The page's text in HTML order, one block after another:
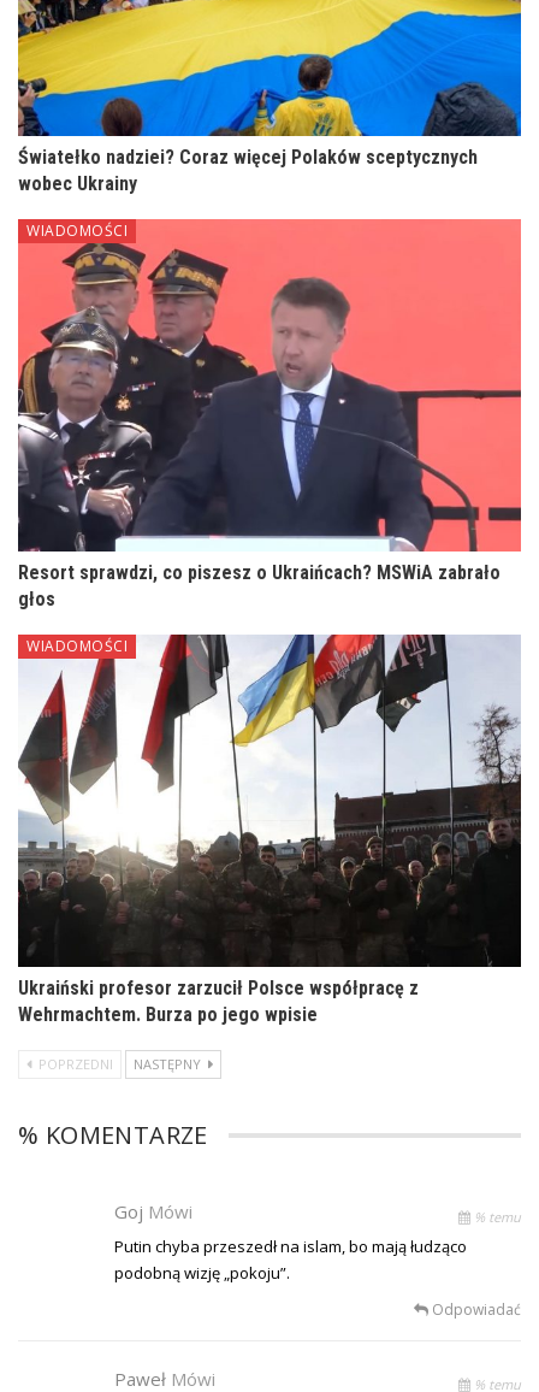
Światełko nadziei? Coraz więcej Polaków sceptycznych
wobec Ukrainy
WIADOMOŚCI
Resort sprawdzi, co piszesz o Ukraińcach? MSWiA zabrało
głos
WIADOMOŚCI
Ukraiński profesor zarzucił Polsce współpracę z
Wehrmachtem. Burza po jego wpisie
POPRZEDNI NASTĘPNY
% KOMENTARZE
Goj Mówi % temu
Putin chyba przeszedł na islam, bo mają łudząco
podobną wizję „pokoju”.
Odpowiadać
Paweł Mówi % temu